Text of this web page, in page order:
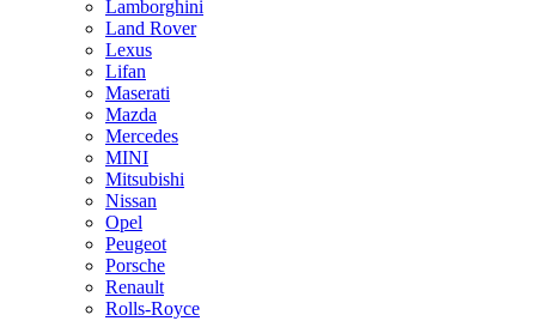
Lamborghini
Land Rover
Lexus
Lifan
Maserati
Mazda
Mercedes
MINI
Mitsubishi
Nissan
Opel
Peugeot
Porsche
Renault
Rolls-Royce